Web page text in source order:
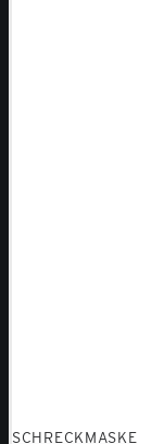
SCHRECKMASKE